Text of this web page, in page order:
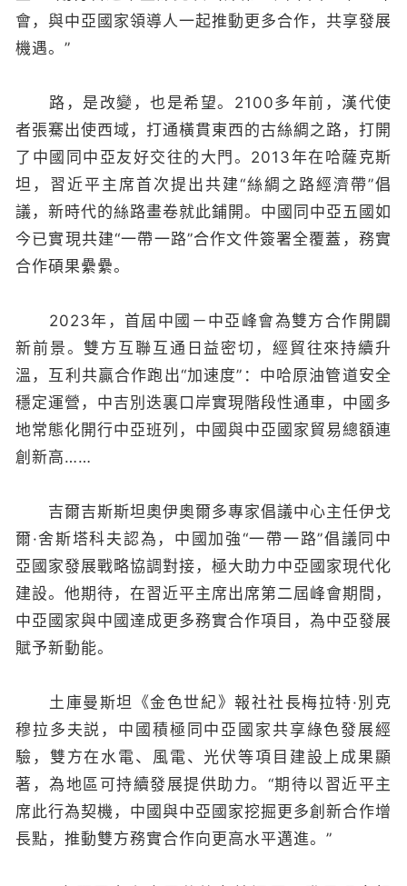
會，與中亞國家領導人一起推動更多合作，共享發展
機遇。”
路，是改變，也是希望。2100多年前，漢代使
者張騫出使西域，打通橫貫東西的古絲綢之路，打開
了中國同中亞友好交往的大門。2013年在哈薩克斯
坦，習近平主席首次提出共建“絲綢之路經濟帶”倡
議，新時代的絲路畫卷就此鋪開。中國同中亞五國如
今已實現共建“一帶一路”合作文件簽署全覆蓋，務實
合作碩果纍纍。
2023年，首屆中國－中亞峰會為雙方合作開闢
新前景。雙方互聯互通日益密切，經貿往來持續升
溫，互利共贏合作跑出“加速度”：中哈原油管道安全
穩定運營，中吉別迭裏口岸實現階段性通車，中國多
地常態化開行中亞班列，中國與中亞國家貿易總額連
創新高……
吉爾吉斯斯坦奧伊奧爾多專家倡議中心主任伊戈
爾·舍斯塔科夫認為，中國加強“一帶一路”倡議同中
亞國家發展戰略協調對接，極大助力中亞國家現代化
建設。他期待，在習近平主席出席第二屆峰會期間，
中亞國家與中國達成更多務實合作項目，為中亞發展
賦予新動能。
土庫曼斯坦《金色世紀》報社社長梅拉特·別克
穆拉多夫説，中國積極同中亞國家共享綠色發展經
驗，雙方在水電、風電、光伏等項目建設上成果顯
著，為地區可持續發展提供助力。“期待以習近平主
席此行為契機，中國與中亞國家挖掘更多創新合作增
長點，推動雙方務實合作向更高水平邁進。”